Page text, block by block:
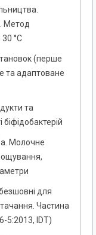
Метод
30 °С
(перше
та адаптоване
та
Молочне
для
Частина
5:2013, IDT)